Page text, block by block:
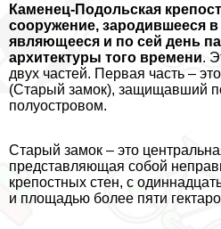
Каменец-Подольская
сооружение, зародившееся
являющееся и по сей день
архитектуры того времени.
двух частей. Первая часть –
(Старый замок), защищавший
полуостровом.
Старый замок – это
представляющая собой
крепостных стен, с
и площадью более пяти